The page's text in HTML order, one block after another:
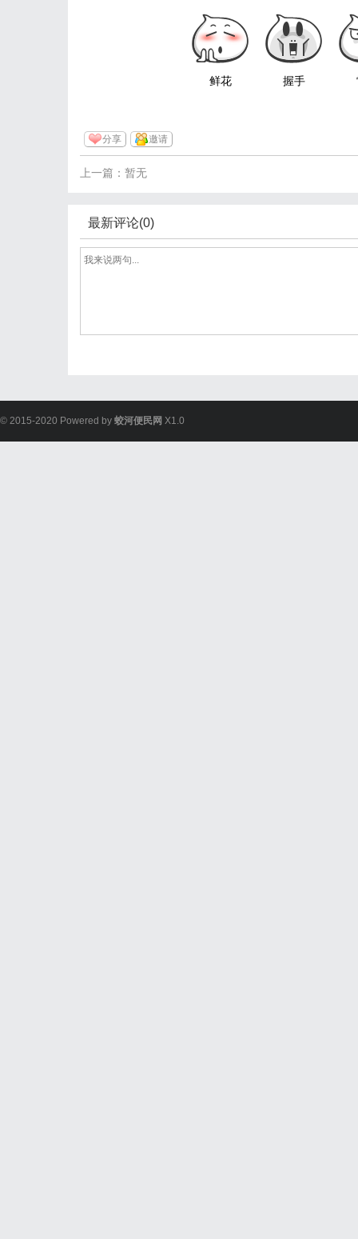
鲜花 握手
分享 邀请
上一篇：暂无
最新评论(0)
© 2015-2020 Powered by 蛟河便民网 X1.0